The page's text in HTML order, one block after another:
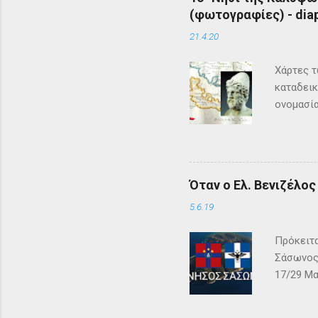
(φωτογραφίες) -
21.4.20
Χάρτες
Όμηρος
Όταν ο Ελ.
5.6.19
17/29